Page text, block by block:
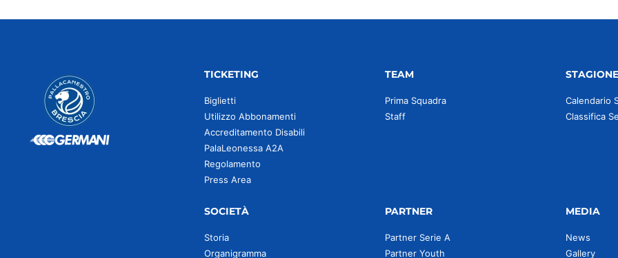
TICKETING
Biglietti
Utilizzo Abbonamenti
Accreditamento Disabili
PalaLeonessa A2A
Regolamento
Press Area
TEAM
Prima Squadra
Staff
STAGIONE
Calendario
Classifica
SOCIETÀ
Storia
Organigramma
PARTNER
Partner Serie A
Partner Youth
MEDIA
News
Gallery